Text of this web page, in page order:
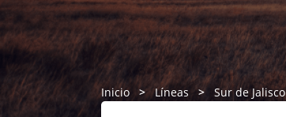
Inicio Líneas Sur de Jalisco